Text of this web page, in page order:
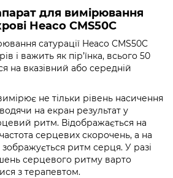
для вимірювання
Heaco CMS50C
сатурації Heaco CMS50C
і важить як пір’їнка, всього 50
на вказівний або середній
не тільки рівень насичення
на екран результат у
ритм. Відображається на
серцевих скорочень, а на
зображується ритм серця. У разі
серцевого ритму варто
з терапевтом.